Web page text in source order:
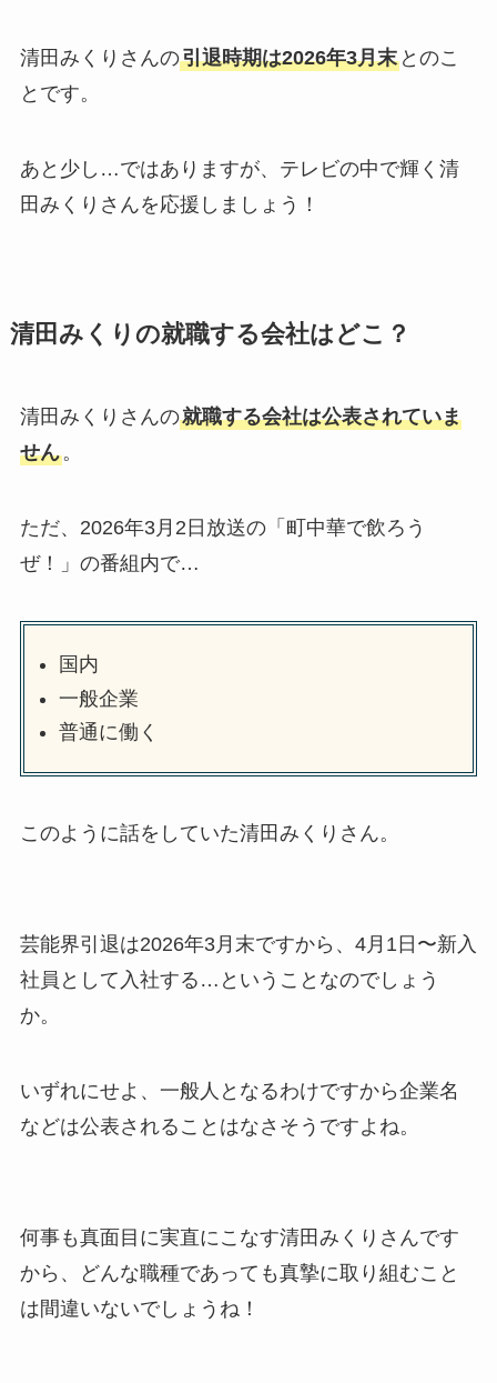
清田みくりさんの引退時期は2026年3月末とのこ
とです。
あと少し…ではありますが、テレビの中で輝く清
田みくりさんを応援しましょう！
清田みくりの就職する会社はどこ？
清田みくりさんの就職する会社は公表されていま
せん。
ただ、2026年3月2日放送の「町中華で飲ろう
ぜ！」の番組内で…
国内
一般企業
普通に働く
このように話をしていた清田みくりさん。
芸能界引退は2026年3月末ですから、4月1日〜新入
社員として入社する…ということなのでしょう
か。
いずれにせよ、一般人となるわけですから企業名
などは公表されることはなさそうですよね。
何事も真面目に実直にこなす清田みくりさんです
から、どんな職種であっても真摯に取り組むこと
は間違いないでしょうね！